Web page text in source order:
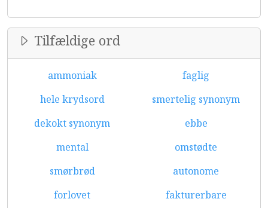
Tilfældige ord
ammoniak
faglig
hele krydsord
smertelig synonym
dekokt synonym
ebbe
mental
omstødte
smørbrød
autonome
forlovet
fakturerbare